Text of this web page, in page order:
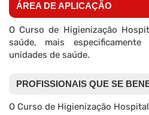
ÁREA DE APLICAÇÃO
O Curso de Higienização
saúde, mais
unidades de saúde.
PROFISSIONAIS QUE SE
O Curso de Higienização